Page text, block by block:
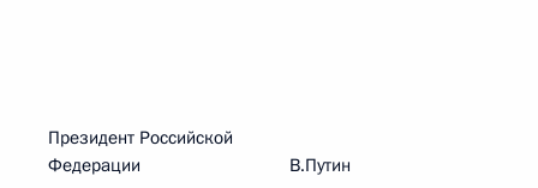
Президент Российской
Федерации В.Путин